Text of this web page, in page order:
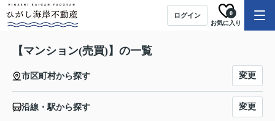
ログイン
お気に入り
0
【マンション(売買)】の一覧
市区町村から探す 変更
沿線・駅から探す 変更